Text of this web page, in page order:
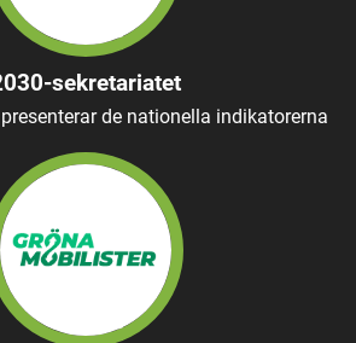
sekretariatet
de nationella indikatorerna